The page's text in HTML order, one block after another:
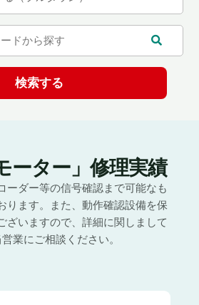
ーター」修理実績
ーダー等の信号確認まで可能なも
ります。また、動作確認設備を保
ざいますので、詳細に関しまして
業にご相談ください。